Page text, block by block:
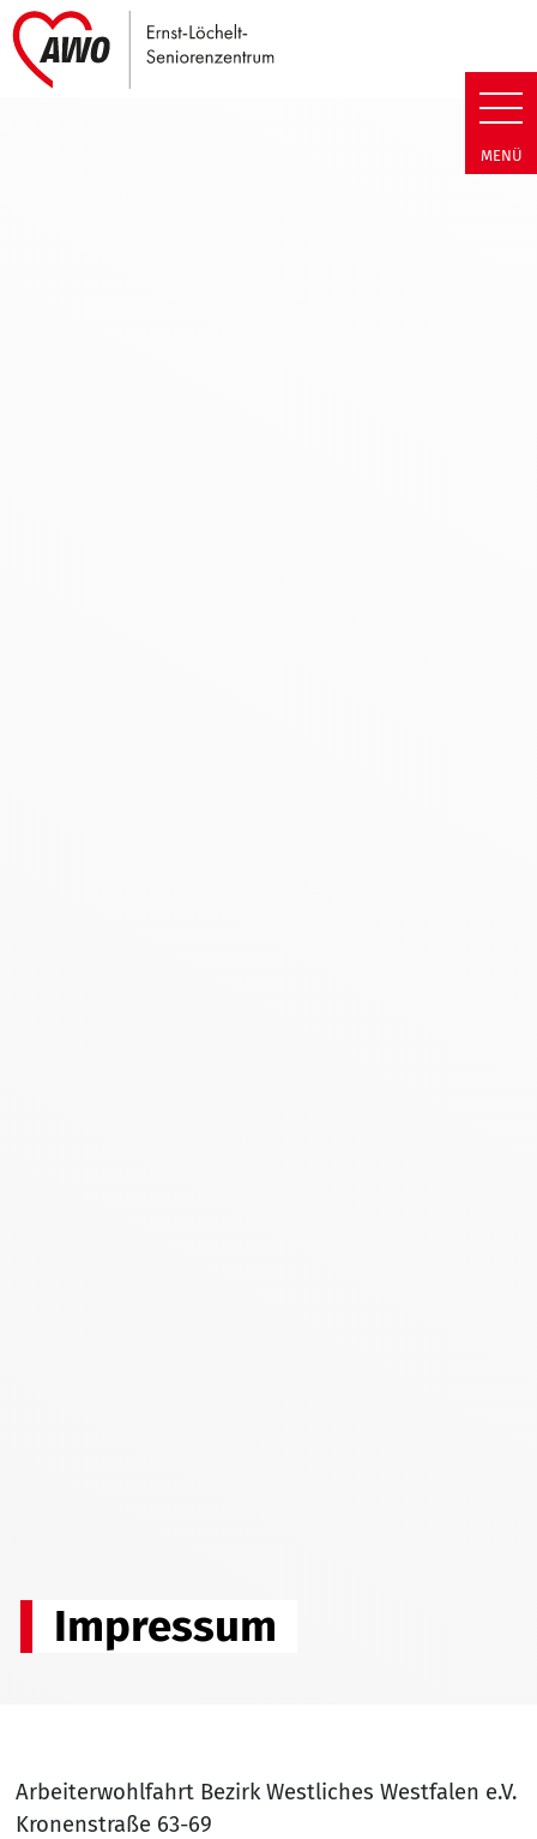
Ernst-Löchelt-
MENÜ
Impressum
Arbeiterwohlfahrt Bezirk Westliches Westfalen e.V.
Kronenstraße 63-69